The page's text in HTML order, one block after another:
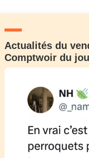
Actualités du
Comptwoir du